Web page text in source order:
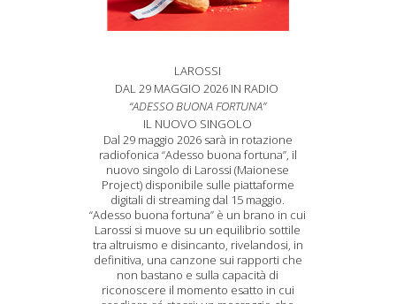
LAROSSI
DAL 29 MAGGIO 2026 IN RADIO
“ADESSO BUONA FORTUNA”
IL NUOVO SINGOLO
Dal 29 maggio 2026 sarà in rotazione
radiofonica “Adesso buona fortuna”, il
nuovo singolo di Larossi (Maionese
Project) disponibile sulle piattaforme
digitali di streaming dal 15 maggio.
“Adesso buona fortuna” è un brano in cui
Larossi si muove su un equilibrio sottile
tra altruismo e disincanto, rivelandosi, in
definitiva, una canzone sui rapporti che
non bastano e sulla capacità di
riconoscere il momento esatto in cui